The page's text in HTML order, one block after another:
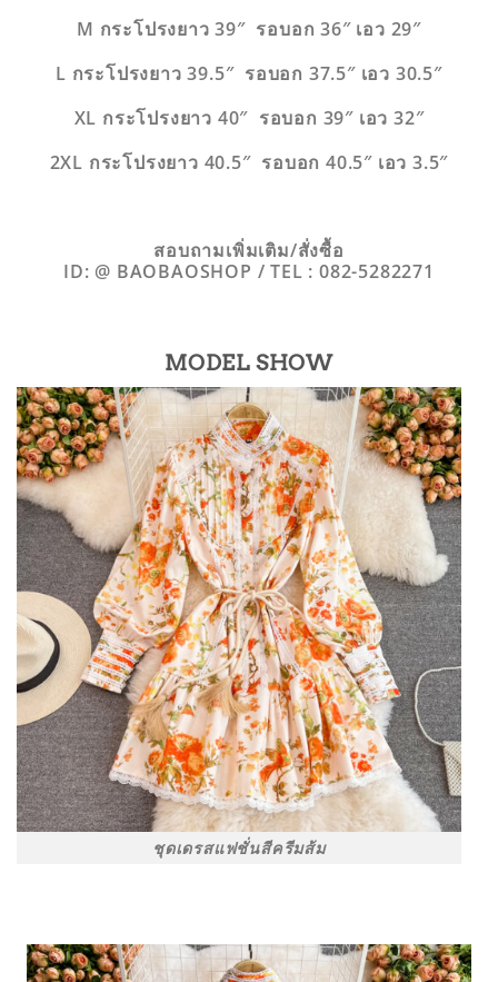
M กระโปรงยาว 39″ รอบอก 36″ เอว 29″
L กระโปรงยาว 39.5″ รอบอก 37.5″ เอว 30.5″
XL กระโปรงยาว 40″ รอบอก 39″ เอว 32″
2XL กระโปรงยาว 40.5″ รอบอก 40.5″ เอว 3.5″
สอบถามเพิ่มเติม/สั่งซื้อ
ID: @ BAOBAOSHOP / TEL : 082-5282271
MODEL SHOW
ชุดเดรสแฟชั่นสีครีมส้ม